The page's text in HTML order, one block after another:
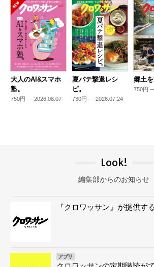
大人のAI&スマホ
塾。
750円 — 2026.08.07
夏バテ撃退レシ
ピ。
730円 — 2026.07.24
郷土を
750円
Look!
編集部からのお知らせ
『クロワッサン』が提供す
アプリ